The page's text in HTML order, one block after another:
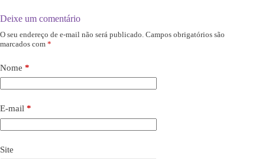
Deixe um comentário
O seu endereço de e-mail não será publicado. Campos obrigatórios são
marcados com *
Nome *
E-mail *
Site